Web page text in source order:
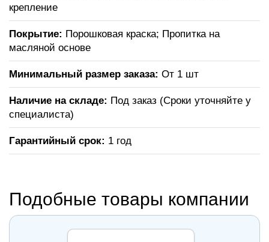
крепление
Покрытие: Порошковая краска; Пропитка на
масляной основе
Минимальный размер заказа: От 1 шт
Наличие на складе: Под заказ (Сроки уточняйте у
специалиста)
Гарантийный срок: 1 год
Подобные товары компании